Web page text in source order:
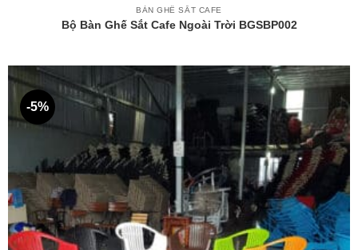
BÀN GHẾ SẮT CAFE
Bộ Bàn Ghế Sắt Cafe Ngoài Trời BGSBP002
-5%